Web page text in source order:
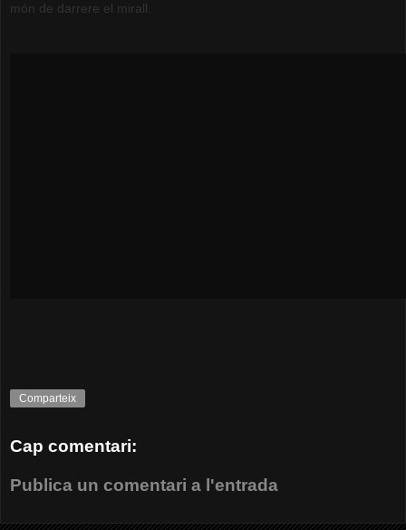
món de darrere el mirall.
Comparteix
Cap comentari:
Publica un comentari a l'entrada